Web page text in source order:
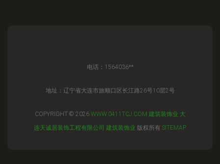
电话：1564036**
地址：辽宁省大连市旅顺口区长江路26号10层2号
COPYRIGHT © 2026 WWW.0411TCJ.COM 建筑装饰业 大
连天诚居装饰工程有限公司 建筑装饰业 版权所有 SITEMAP